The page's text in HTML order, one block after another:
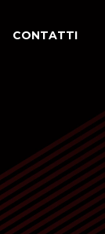
CONTATTI